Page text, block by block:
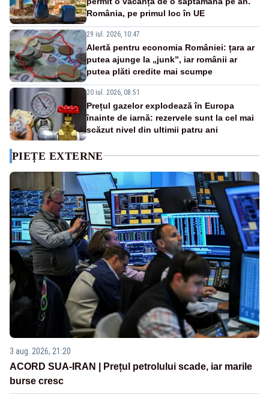
România, pe primul loc în UE
29 iul. 2026, 10:47
Alertă pentru economia României: țara ar
putea ajunge la „junk”, iar românii ar
putea plăti credite mai scumpe
20 iul. 2026, 08:51
Prețul gazelor explodează în Europa
înainte de iarnă: rezervele sunt la cel mai
scăzut nivel din ultimii patru ani
PIEȚE EXTERNE
3 aug. 2026, 21:20
ACORD SUA-IRAN | Prețul petrolului scade, iar marile
burse cresc